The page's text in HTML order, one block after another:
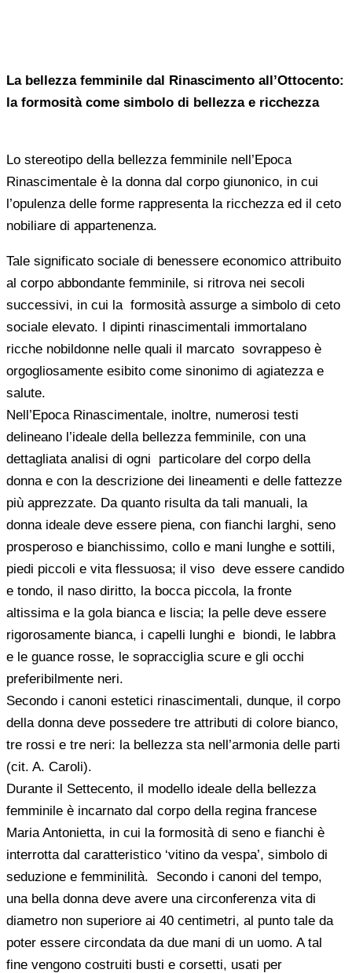
La bellezza femminile dal Rinascimento all’Ottocento:
la formosità come simbolo di bellezza e ricchezza
Lo stereotipo della bellezza femminile nell’Epoca
Rinascimentale è la donna dal corpo giunonico, in cui
l’opulenza delle forme rappresenta la ricchezza ed il ceto
nobiliare di appartenenza.
Tale significato sociale di benessere economico attribuito
al corpo abbondante femminile, si ritrova nei secoli
successivi, in cui la formosità assurge a simbolo di ceto
sociale elevato. I dipinti rinascimentali immortalano
ricche nobildonne nelle quali il marcato sovrappeso è
orgogliosamente esibito come sinonimo di agiatezza e
salute.
Nell’Epoca Rinascimentale, inoltre, numerosi testi
delineano l’ideale della bellezza femminile, con una
dettagliata analisi di ogni particolare del corpo della
donna e con la descrizione dei lineamenti e delle fattezze
più apprezzate. Da quanto risulta da tali manuali, la
donna ideale deve essere piena, con fianchi larghi, seno
prosperoso e bianchissimo, collo e mani lunghe e sottili,
piedi piccoli e vita flessuosa; il viso deve essere candido
e tondo, il naso diritto, la bocca piccola, la fronte
altissima e la gola bianca e liscia; la pelle deve essere
rigorosamente bianca, i capelli lunghi e biondi, le labbra
e le guance rosse, le sopracciglia scure e gli occhi
preferibilmente neri.
Secondo i canoni estetici rinascimentali, dunque, il corpo
della donna deve possedere tre attributi di colore bianco,
tre rossi e tre neri: la bellezza sta nell’armonia delle parti
(cit. A. Caroli).
Durante il Settecento, il modello ideale della bellezza
femminile è incarnato dal corpo della regina francese
Maria Antonietta, in cui la formosità di seno e fianchi è
interrotta dal caratteristico ‘vitino da vespa’, simbolo di
seduzione e femminilità. Secondo i canoni del tempo,
una bella donna deve avere una circonferenza vita di
diametro non superiore ai 40 centimetri, al punto tale da
poter essere circondata da due mani di un uomo. A tal
fine vengono costruiti busti e corsetti, usati per